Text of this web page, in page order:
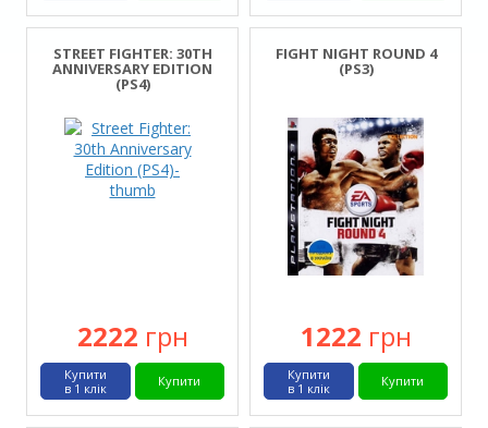
STREET FIGHTER: 30TH
ANNIVERSARY EDITION
(PS4)
2222 грн
Купити
Купити
в 1 клік
FIGHT NIGHT ROUND 4
(PS3)
1222 грн
Купити
Купити
в 1 клік